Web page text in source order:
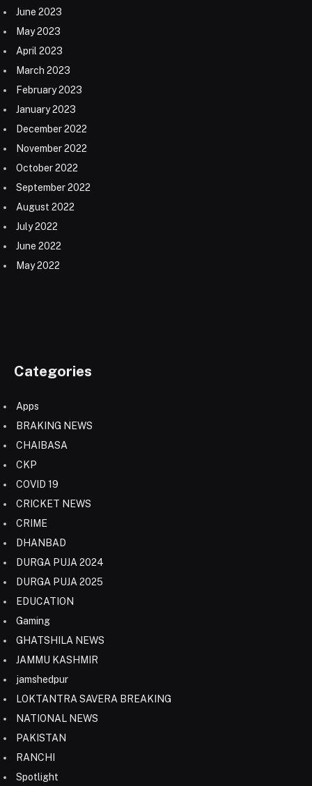
June 2023
May 2023
April 2023
March 2023
February 2023
January 2023
December 2022
November 2022
October 2022
September 2022
August 2022
July 2022
June 2022
May 2022
Categories
Apps
BRAKING NEWS
CHAIBASA
CKP
COVID 19
CRICKET NEWS
CRIME
DHANBAD
DURGA PUJA 2024
DURGA PUJA 2025
EDUCATION
Gaming
GHATSHILA NEWS
JAMMU KASHMIR
jamshedpur
LOKTANTRA SAVERA BREAKING
NATIONAL NEWS
PAKISTAN
RANCHI
Spotlight